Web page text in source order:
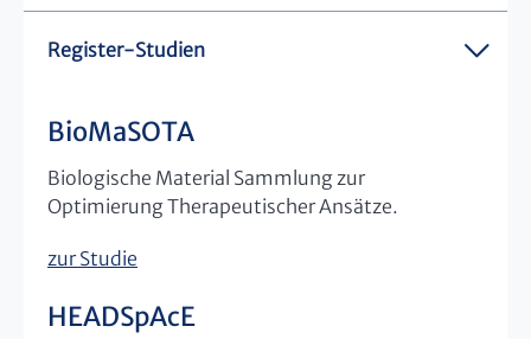
Register-Studien
BioMaSOTA
Biologische Material Sammlung zur
Optimierung Therapeutischer Ansätze.
zur Studie
HEADSpAcE